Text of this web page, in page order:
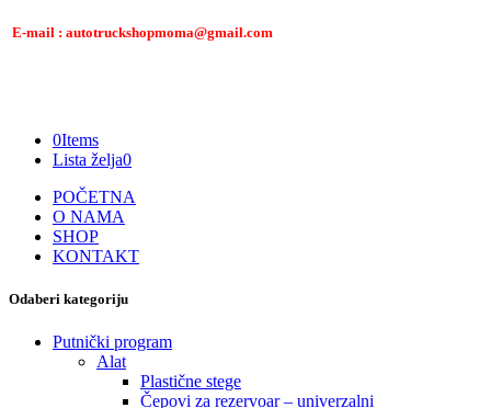
E-mail : autotruckshopmoma@gmail.com
0Items
Lista želja0
POČETNA
O NAMA
SHOP
KONTAKT
Odaberi kategoriju
Putnički program
Alat
Plastične stege
Čepovi za rezervoar – univerzalni